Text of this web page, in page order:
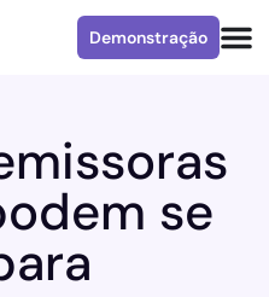
Demonstração
se